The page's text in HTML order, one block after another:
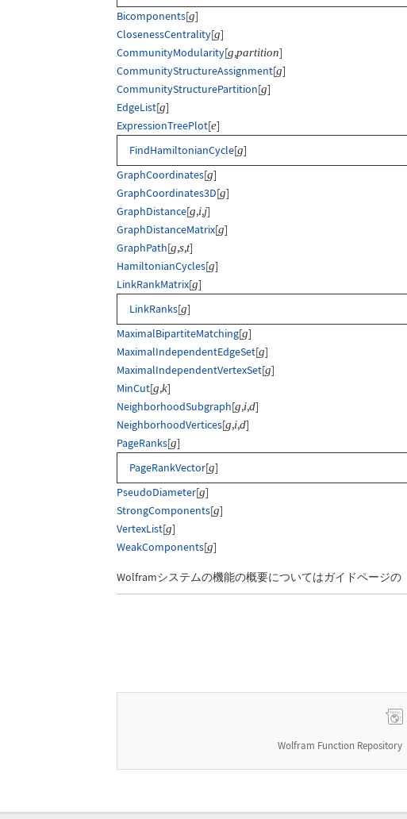
Bicomponents[g]
ClosenessCentrality[g]
CommunityModularity[g,partition]
CommunityStructureAssignment[g]
CommunityStructurePartition[g]
EdgeList[g]
ExpressionTreePlot[e]
FindHamiltonianCycle[g]
GraphCoordinates[g]
GraphCoordinates3D[g]
GraphDistance[g,i,j]
GraphDistanceMatrix[g]
GraphPath[g,s,t]
HamiltonianCycles[g]
LinkRankMatrix[g]
LinkRanks[g]
MaximalBipartiteMatching[g]
MaximalIndependentEdgeSet[g]
MaximalIndependentVertexSet[g]
MinCut[g,k]
NeighborhoodSubgraph[g,i,d]
NeighborhoodVertices[g,i,d]
PageRanks[g]
PageRankVector[g]
PseudoDiameter[g]
StrongComponents[g]
VertexList[g]
WeakComponents[g]
Wolframシステムの機能の概要についてはガイドページの
Wolfram Function Repository